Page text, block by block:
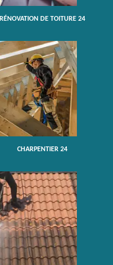
RÉNOVATION DE TOITURE 24
CHARPENTIER 24